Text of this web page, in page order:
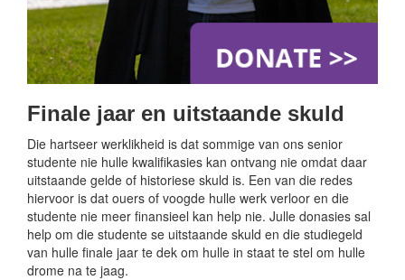
Finale jaar en uitstaande skuld
Die hartseer werklikheid is dat sommige van ons senior
studente nie hulle kwalifikasies kan ontvang nie omdat daar
uitstaande gelde of historiese skuld is. Een van die redes
hiervoor is dat ouers of voogde hulle werk verloor en die
studente nie meer finansieel kan help nie. Julle donasies sal
help om die studente se uitstaande skuld en die studiegeld
van hulle finale jaar te dek om hulle in staat te stel om hulle
drome na te jaag.